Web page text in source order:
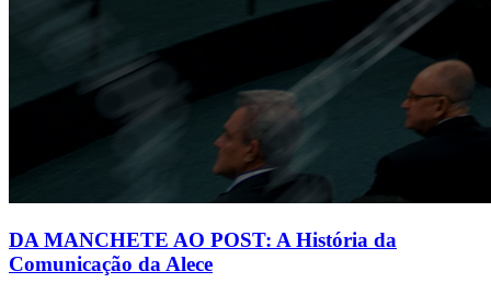
DA MANCHETE AO POST: A História da
Comunicação da Alece